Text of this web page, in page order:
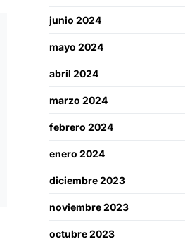
junio 2024
mayo 2024
abril 2024
marzo 2024
febrero 2024
enero 2024
diciembre 2023
noviembre 2023
octubre 2023